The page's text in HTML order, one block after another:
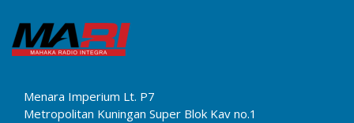
Menara Imperium Lt. P7
Metropolitan Kuningan Super Blok Kav no.1